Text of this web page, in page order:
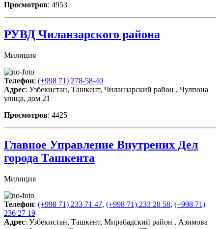
Просмотров: 4953
РУВД Чиланзарского района
Милиция
Телефон: (+998 71) 278-58-40
Адрес: Узбекистан, Ташкент, Чиланзарский район , Чулпона
улица, дом 21
Просмотров: 4425
Главное Управление Внутрених Дел
города Ташкента
Милиция
Телефон: (+998 71) 233 71 47, (+998 71) 233 28 58, (+998 71)
236 27 19
Адрес: Узбекистан, Ташкент, Мирабадский район , Азимова